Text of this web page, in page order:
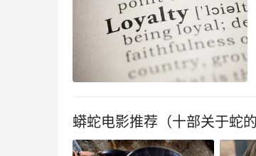
蟒蛇电影推荐（十部关于蛇